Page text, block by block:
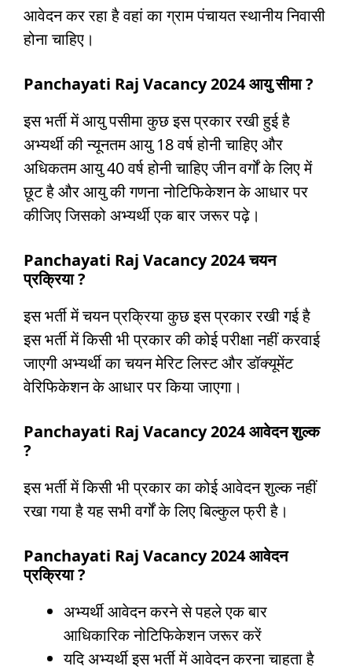
आवेदन कर रहा है वहां का ग्राम पंचायत स्थानीय निवासी
होना चाहिए।
Panchayati Raj Vacancy 2024 आयु सीमा ?
इस भर्ती में आयु पसीमा कुछ इस प्रकार रखी हुई है
अभ्यर्थी की न्यूनतम आयु 18 वर्ष होनी चाहिए और
अधिकतम आयु 40 वर्ष होनी चाहिए जीन वर्गों के लिए में
छूट है और आयु की गणना नोटिफिकेशन के आधार पर
कीजिए जिसको अभ्यर्थी एक बार जरूर पढ़े।
Panchayati Raj Vacancy 2024 चयन
प्रक्रिया ?
इस भर्ती में चयन प्रक्रिया कुछ इस प्रकार रखी गई है
इस भर्ती में किसी भी प्रकार की कोई परीक्षा नहीं करवाई
जाएगी अभ्यर्थी का चयन मेरिट लिस्ट और डॉक्यूमेंट
वेरिफिकेशन के आधार पर किया जाएगा।
Panchayati Raj Vacancy 2024 आवेदन शुल्क
?
इस भर्ती में किसी भी प्रकार का कोई आवेदन शुल्क नहीं
रखा गया है यह सभी वर्गों के लिए बिल्कुल फ्री है।
Panchayati Raj Vacancy 2024 आवेदन
प्रक्रिया ?
अभ्यर्थी आवेदन करने से पहले एक बार
आधिकारिक नोटिफिकेशन जरूर करें
यदि अभ्यर्थी इस भर्ती में आवेदन करना चाहता है